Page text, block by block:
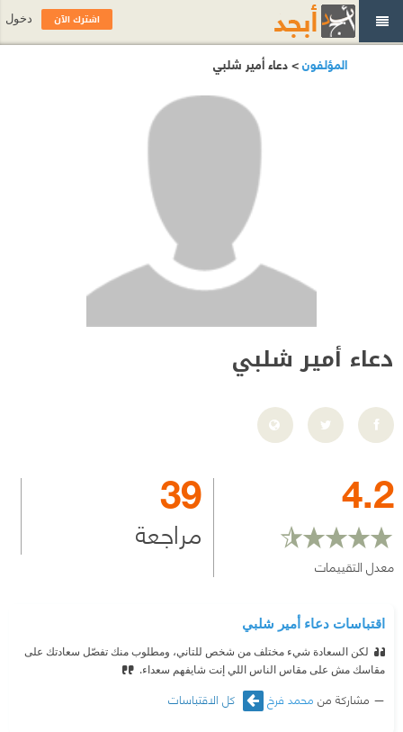
المؤلفون> دعاء أمير شلبي
دعاء أمير شلبي
4.2
معدل التقييمات
39
مراجعة
اقتباسات دعاء أمير شلبي
لكن السعادة شيء مختلف من شخص للتاني، ومطلوب منك تفصّل سعادتك على
مقاسك مش على مقاس الناس اللي إنت شايفهم سعداء.
مشاركة من محمد فرخ كل الاقتباسات
اشترك الآن دخول